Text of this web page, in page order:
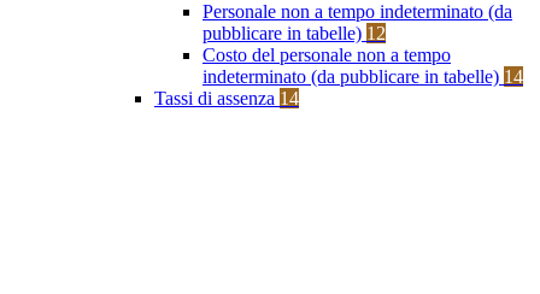
Personale non a tempo indeterminato (da
pubblicare in tabelle) 12
Costo del personale non a tempo
indeterminato (da pubblicare in tabelle) 14
Tassi di assenza 14